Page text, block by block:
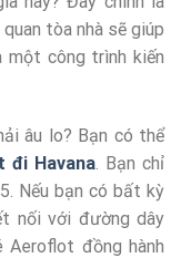
tòa nhà sẽ giúp
công trình kiến
âu lo? Bạn có thể
đi Havana. Bạn chỉ
Nếu bạn có bất kỳ
nối với đường dây
Aeroflot đồng hành